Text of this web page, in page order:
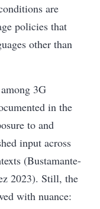
are
policies that
other than
3G
in the
to and
input across
(Bustamante-
2023). Still, the
with nuance: